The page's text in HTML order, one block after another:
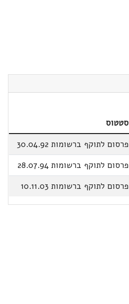
סטטוס
פרסום לתוקף ברשומות 30.04.92
פרסום לתוקף ברשומות 28.07.94
פרסום לתוקף ברשומות 10.11.03